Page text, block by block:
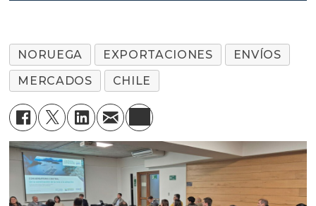
NORUEGA EXPORTACIONES
ENVÍOS
MERCADOS
CHILE